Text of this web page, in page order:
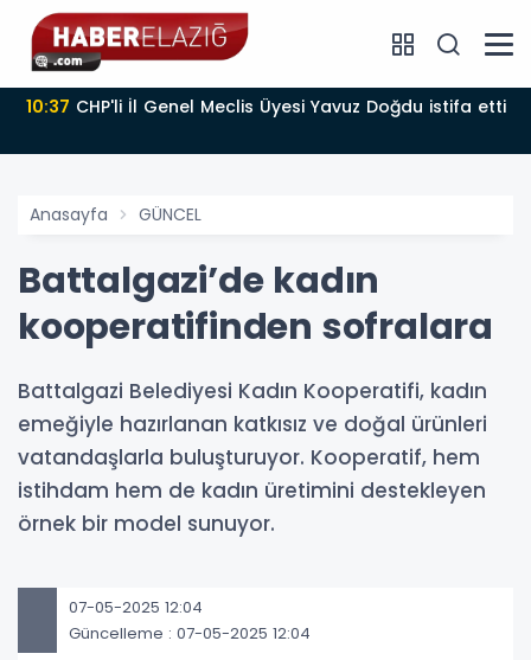
10:37 CHP'li İl Genel Meclis Üyesi Yavuz Doğdu istifa etti
Anasayfa GÜNCEL
Battalgazi’de kadın
kooperatifinden sofralara
Battalgazi Belediyesi Kadın Kooperatifi, kadın
emeğiyle hazırlanan katkısız ve doğal ürünleri
vatandaşlarla buluşturuyor. Kooperatif, hem
istihdam hem de kadın üretimini destekleyen
örnek bir model sunuyor.
07-05-2025 12:04
Güncelleme : 07-05-2025 12:04